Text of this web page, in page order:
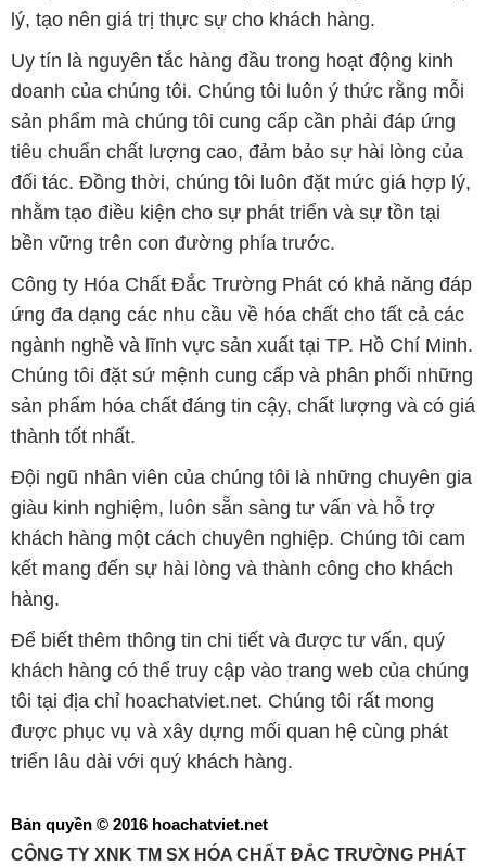
lý, tạo nên giá trị thực sự cho khách hàng.
Uy tín là nguyên tắc hàng đầu trong hoạt động kinh
doanh của chúng tôi. Chúng tôi luôn ý thức rằng mỗi
sản phẩm mà chúng tôi cung cấp cần phải đáp ứng
tiêu chuẩn chất lượng cao, đảm bảo sự hài lòng của
đối tác. Đồng thời, chúng tôi luôn đặt mức giá hợp lý,
nhằm tạo điều kiện cho sự phát triển và sự tồn tại
bền vững trên con đường phía trước.
Công ty Hóa Chất Đắc Trường Phát có khả năng đáp
ứng đa dạng các nhu cầu về hóa chất cho tất cả các
ngành nghề và lĩnh vực sản xuất tại TP. Hồ Chí Minh.
Chúng tôi đặt sứ mệnh cung cấp và phân phối những
sản phẩm hóa chất đáng tin cậy, chất lượng và có giá
thành tốt nhất.
Đội ngũ nhân viên của chúng tôi là những chuyên gia
giàu kinh nghiệm, luôn sẵn sàng tư vấn và hỗ trợ
khách hàng một cách chuyên nghiệp. Chúng tôi cam
kết mang đến sự hài lòng và thành công cho khách
hàng.
Để biết thêm thông tin chi tiết và được tư vấn, quý
khách hàng có thể truy cập vào trang web của chúng
tôi tại địa chỉ hoachatviet.net. Chúng tôi rất mong
được phục vụ và xây dựng mối quan hệ cùng phát
triển lâu dài với quý khách hàng.
Bản quyền © 2016 hoachatviet.net
CÔNG TY XNK TM SX HÓA CHẤT ĐẮC TRƯỜNG PHÁT